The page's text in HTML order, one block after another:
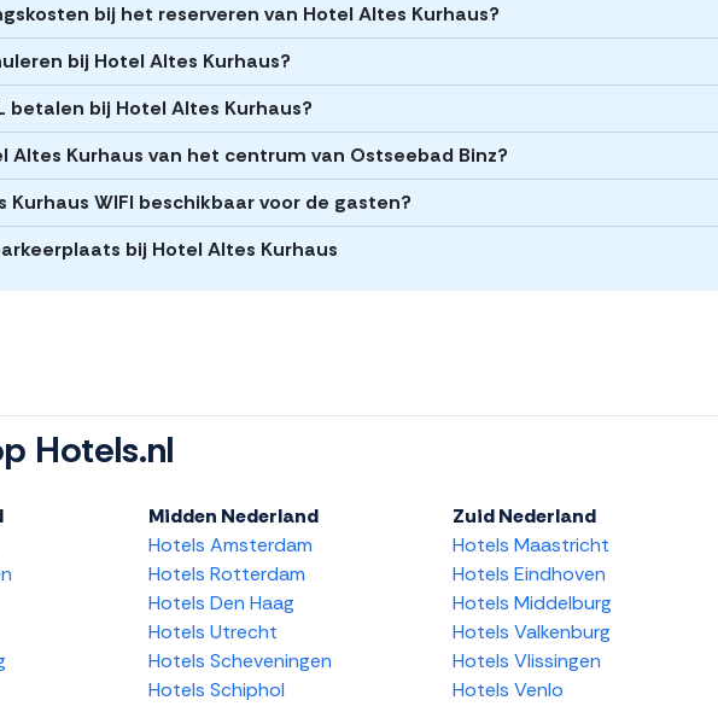
bij het reserveren van Hotel Altes Kurhaus?
bij Hotel Altes Kurhaus?
betalen bij Hotel Altes Kurhaus?
Altes Kurhaus van het centrum van Ostseebad Binz?
Kurhaus WIFI beschikbaar voor de gasten?
bij Hotel Altes Kurhaus
Hotels.nl
Midden Nederland
Hotels Amsterdam
Hotels Rotterdam
Hotels Den Haag
Hotels Utrecht
Hotels Scheveningen
Hotels Schiphol
Zuid Nederland
Hotels Maastricht
Hotels Eindhoven
Hotels Middelburg
Hotels Valkenburg
Hotels Vlissingen
Hotels Venlo